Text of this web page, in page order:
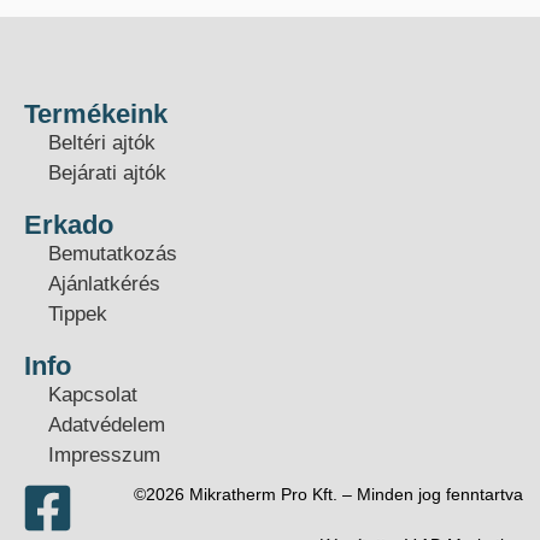
Termékeink
Beltéri ajtók
Bejárati ajtók
Erkado
Bemutatkozás
Ajánlatkérés
Tippek
Info
Kapcsolat
Adatvédelem
Impresszum
©2026 Mikratherm Pro Kft. – Minden jog fenntartva​